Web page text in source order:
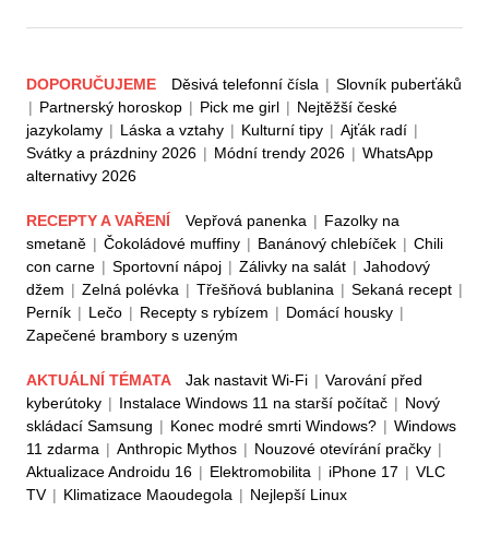
DOPORUČUJEME Děsivá telefonní čísla | Slovník puberťáků
| Partnerský horoskop | Pick me girl | Nejtěžší české
jazykolamy | Láska a vztahy | Kulturní tipy | Ajťák radí |
Svátky a prázdniny 2026 | Módní trendy 2026 | WhatsApp
alternativy 2026
RECEPTY A VAŘENÍ Vepřová panenka | Fazolky na
smetaně | Čokoládové muffiny | Banánový chlebíček | Chili
con carne | Sportovní nápoj | Zálivky na salát | Jahodový
džem | Zelná polévka | Třešňová bublanina | Sekaná recept |
Perník | Lečo | Recepty s rybízem | Domácí housky |
Zapečené brambory s uzeným
AKTUÁLNÍ TÉMATA Jak nastavit Wi-Fi | Varování před
kyberútoky | Instalace Windows 11 na starší počítač | Nový
skládací Samsung | Konec modré smrti Windows? | Windows
11 zdarma | Anthropic Mythos | Nouzové otevírání pračky |
Aktualizace Androidu 16 | Elektromobilita | iPhone 17 | VLC
TV | Klimatizace Maoudegola | Nejlepší Linux